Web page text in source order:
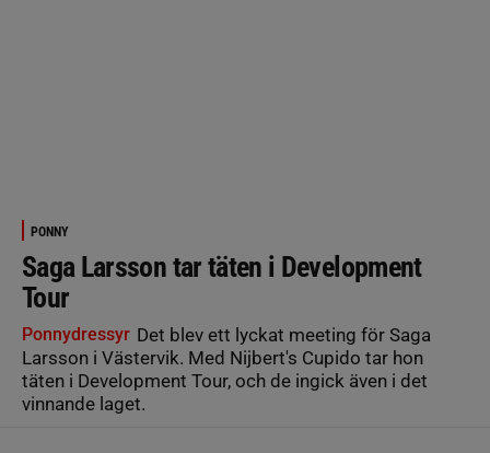
PONNY
Saga Larsson tar täten i Development
Tour
Ponnydressyr Det blev ett lyckat meeting för Saga
Larsson i Västervik. Med Nijbert's Cupido tar hon
täten i Development Tour, och de ingick även i det
vinnande laget.